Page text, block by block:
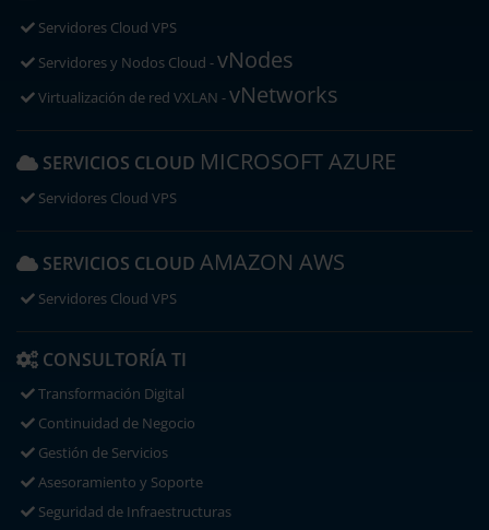
Servidores Cloud VPS
Servidores y Nodos Cloud -vNodes
Virtualización de red VXLAN -vNetworks
SERVICIOS CLOUD MICROSOFT AZURE
Servidores Cloud VPS
SERVICIOS CLOUD AMAZON AWS
Servidores Cloud VPS
CONSULTORÍA TI
Transformación Digital
Continuidad de Negocio
Gestión de Servicios
Asesoramiento y Soporte
Seguridad de Infraestructuras